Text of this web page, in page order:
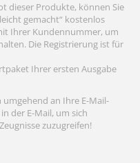
dieser Produkte, können Sie
gemacht“ kostenlos
Ihrer Kundennummer, um
Die Registrierung ist für
Ihrer ersten Ausgabe
an Ihre E-Mail-
der E-Mail, um sich
zuzugreifen!